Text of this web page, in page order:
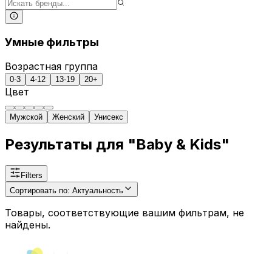
Умные фильтры
Возрастная группа
0-3 4-12 13-19 20+
Цвет
Мужской Женский Унисекс
Результаты для "Baby & Kids"
Filters
Сортировать по: Актуальность
Товары, соответствующие вашим фильтрам, не
найдены.